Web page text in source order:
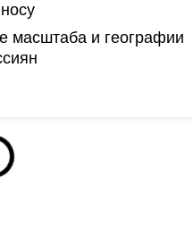
масштаба и географии